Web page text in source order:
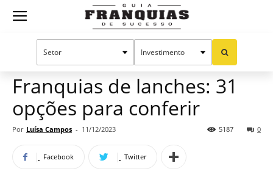
Guia
Franquias por setor Alimentação Oportunidades e tendências
Franquias de lanches: 31
opções para conferir
Por Luísa Campos - 11/12/2023 0
5187
Facebook Twitter